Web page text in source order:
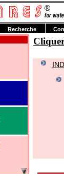
Recherche C